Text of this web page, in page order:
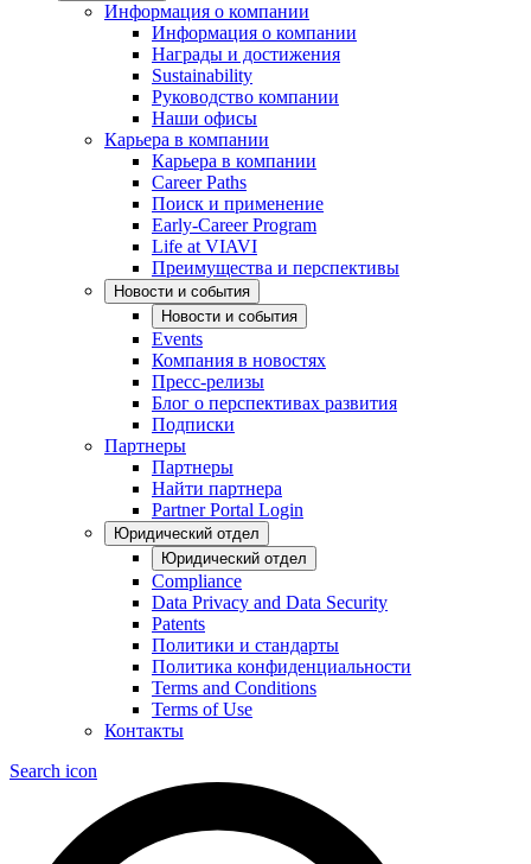
Информация о компании
Информация о компании
Награды и достижения
Sustainability
Руководство компании
Наши офисы
Карьера в компании
Карьера в компании
Career Paths
Поиск и применение
Early-Career Program
Life at VIAVI
Преимущества и перспективы
Новости и события
Новости и события
Events
Компания в новостях
Пресс-релизы
Блог о перспективах развития
Подписки
Партнеры
Партнеры
Найти партнера
Partner Portal Login
Юридический отдел
Юридический отдел
Compliance
Data Privacy and Data Security
Patents
Политики и стандарты
Политика конфиденциальности
Terms and Conditions
Terms of Use
Контакты
Search icon